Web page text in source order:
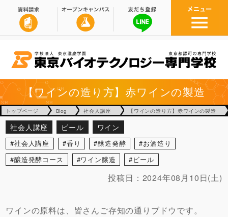
【ワインの造り方】赤ワインの製造
トップページ Blog 社会人講座 【ワインの造り方】赤ワインの製造
社会人講座 ビール ワイン
社会人講座 香り 醸造発酵
お酒造り
醸造発酵コース
ワイン醸造 ビール
投稿日： 2024年08月10日(土)
ワインの原料は、皆さんご存知の通りブドウです。